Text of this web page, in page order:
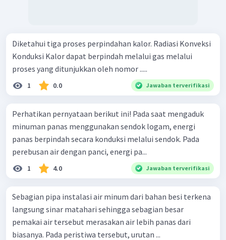
Diketahui tiga proses perpindahan kalor. Radiasi Konveksi
Konduksi Kalor dapat berpindah melalui gas melalui
proses yang ditunjukkan oleh nomor .....
1 0.0 Jawaban terverifikasi
Perhatikan pernyataan berikut ini! Pada saat mengaduk
minuman panas menggunakan sendok logam, energi
panas berpindah secara konduksi melalui sendok. Pada
perebusan air dengan panci, energi pa...
1 4.0 Jawaban terverifikasi
Sebagian pipa instalasi air minum dari bahan besi terkena
langsung sinar matahari sehingga sebagian besar
pemakai air tersebut merasakan air lebih panas dari
biasanya. Pada peristiwa tersebut, urutan ...